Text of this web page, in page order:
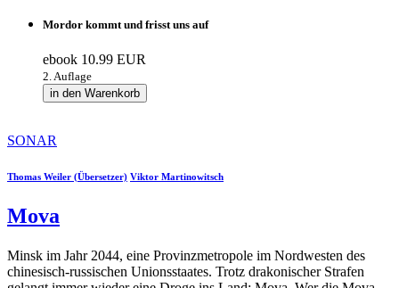
Mordor kommt und frisst uns auf
ebook 10.99 EUR
2. Auflage
in den Warenkorb
SONAR
Thomas Weiler (Übersetzer) Viktor Martinowitsch
Mova
Minsk im Jahr 2044, eine Provinzmetropole im Nordwesten des
chinesisch-russischen Unionsstaates. Trotz drakonischer Strafen